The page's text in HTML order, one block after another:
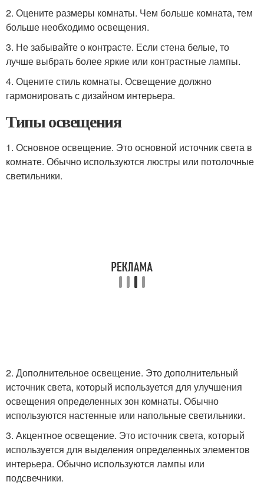
2. Оцените размеры комнаты. Чем больше комната, тем
больше необходимо освещения.
3. Не забывайте о контрасте. Если стена белые, то
лучше выбрать более яркие или контрастные лампы.
4. Оцените стиль комнаты. Освещение должно
гармонировать с дизайном интерьера.
Типы освещения
1. Основное освещение. Это основной источник света в
комнате. Обычно используются люстры или потолочные
светильники.
2. Дополнительное освещение. Это дополнительный
источник света, который используется для улучшения
освещения определенных зон комнаты. Обычно
используются настенные или напольные светильники.
3. Акцентное освещение. Это источник света, который
используется для выделения определенных элементов
интерьера. Обычно используются лампы или
подсвечники.